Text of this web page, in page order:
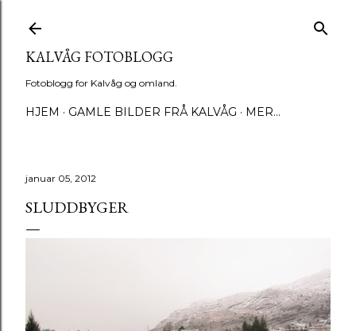
KALVÅG FOTOBLOGG
Fotoblogg for Kalvåg og omland.
HJEM GAMLE BILDER FRÅ KALVÅG MER…
januar 05, 2012
SLUDDBYGER